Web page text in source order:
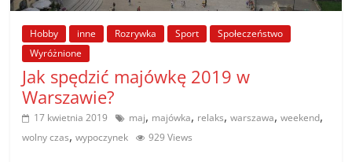
poradniki.
Porady
praktyczne
porady
wskazówki
Hobby inne Rozrywka Sport
Społeczeństwo
Wyróżnione
Jak spędzić majówkę 2019 w
Warszawie?
17 kwietnia 2019 maj, majówka, relaks,warszawa,weekend,
wolny czas,wypoczynek 929 Views